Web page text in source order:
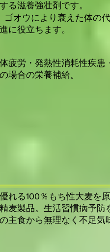
る滋養強壮剤です。
ゴオウにより衰えた体の
に役立ちます。
疲労・発熱性消耗性疾患
場合の栄養補給。
れる100％もち性大麦を
麦製品。生活習慣病予防
主食から無理なく不足気